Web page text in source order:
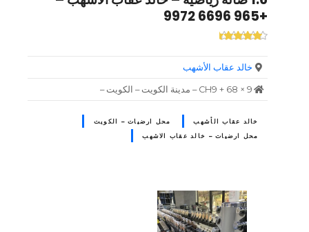
+965 6696 9972
خالد عقاب الأشهب
9 × 68 + CH9 – مدينة الكويت – الكويت –
خالد عقاب الأشهب
محل ارضيات – الكويت
محل ارضيات – خالد عقاب الاشهب